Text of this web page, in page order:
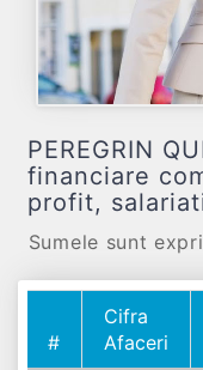
PEREGRIN
financiare
profit,
Sumele sunt
#
Cifra
Afaceri